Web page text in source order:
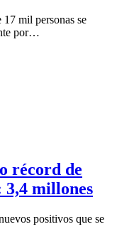
mil personas se
por…
récord de
3,4 millones
positivos que se